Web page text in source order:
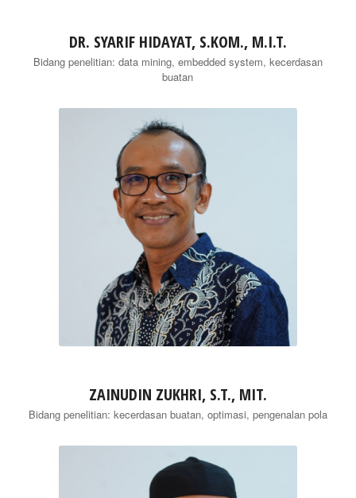
DR. SYARIF HIDAYAT, S.KOM., M.I.T.
Bidang penelitian: data mining, embedded system, kecerdasan
buatan
ZAINUDIN ZUKHRI, S.T., MIT.
Bidang penelitian: kecerdasan buatan, optimasi, pengenalan pola